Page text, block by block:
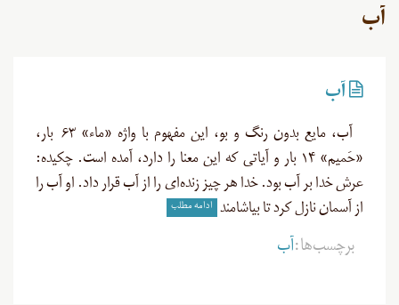
آب
آب
آب، مایع بدون رنگ و بو، این مفهوم با واژه «ماء» ۶۳ بار،
«حَمیم» ۱۴ بار و آیاتی که این معنا را دارد، آمده است. چکیده:
عرش خدا بر آب بود. خدا هر چیز زنده‌ای را از آب قرار داد. او آب را
از آسمان نازل کرد تا بیاشامند
ادامه مطلب
برچسب‌ها:آب